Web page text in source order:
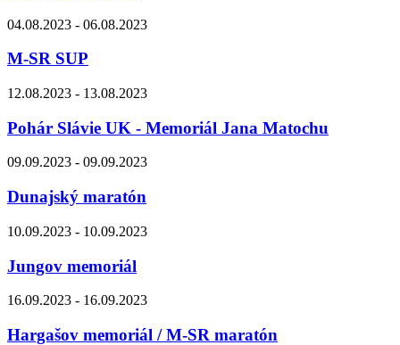
04.08.2023 - 06.08.2023
M-SR SUP
12.08.2023 - 13.08.2023
Pohár Slávie UK - Memoriál Jana Matochu
09.09.2023 - 09.09.2023
Dunajský maratón
10.09.2023 - 10.09.2023
Jungov memoriál
16.09.2023 - 16.09.2023
Hargašov memoriál / M-SR maratón